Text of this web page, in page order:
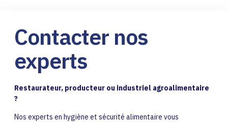
Contacter nos
experts
Restaurateur, producteur ou industriel agroalimentaire
?
Nos experts en hygiène et sécurité alimentaire vous